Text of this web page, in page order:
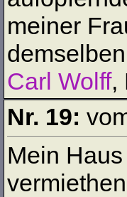
meiner
Carl Wolff,
Nr. 19:
Mein